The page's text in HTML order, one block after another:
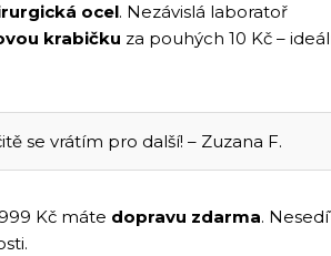
ocel. Nezávislá laboratoř
krabičku za pouhých 10 Kč –
se vrátím pro další! – Zuzana F.
Kč máte dopravu zdarma.